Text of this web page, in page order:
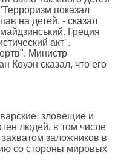
показал
на детей, - сказал
Греция
акт".
Министр
Коуэн сказал, что его
зловещие и
людей, в том числе
заложников в
со стороны мировых